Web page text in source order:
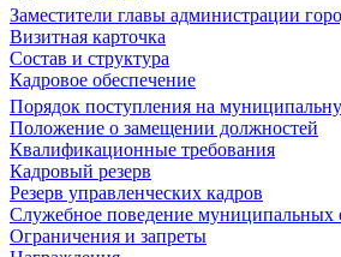
Заместители главы администрации
Визитная карточка
Состав и структура
Кадровое обеспечение
Порядок поступления на
Положение о замещении должностей
Квалификационные требования
Кадровый резерв
Резерв управленческих кадров
Служебное поведение
Ограничения и запреты